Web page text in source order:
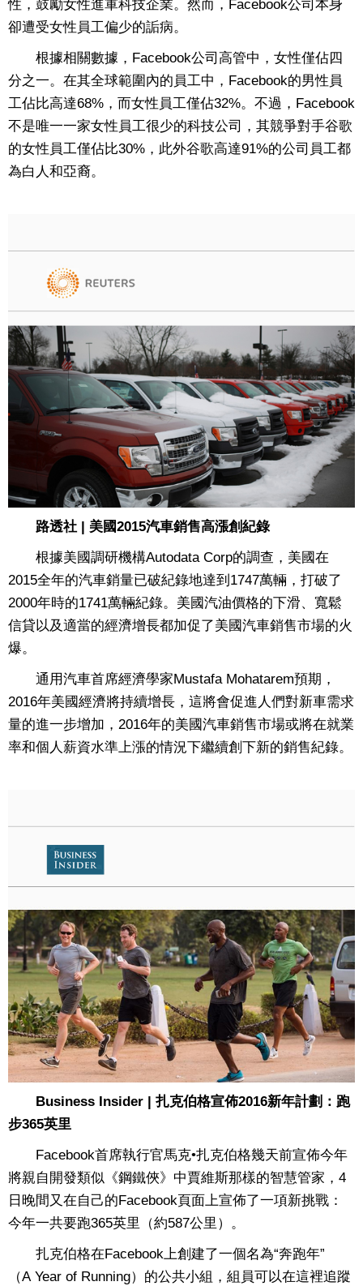
性，鼓勵女性進軍科技企業。然而，Facebook公司本身
卻遭受女性員工偏少的詬病。
根據相關數據，Facebook公司高管中，女性僅佔四
分之一。在其全球範圍內的員工中，Facebook的男性員
工佔比高達68%，而女性員工僅佔32%。不過，Facebook
不是唯一一家女性員工很少的科技公司，其競爭對手谷歌
的女性員工僅佔比30%，此外谷歌高達91%的公司員工都
為白人和亞裔。
路透社 | 美國2015汽車銷售高漲創紀錄
根據美國調研機構Autodata Corp的調查，美國在
2015全年的汽車銷量已破紀錄地達到1747萬輛，打破了
2000年時的1741萬輛紀錄。美國汽油價格的下滑、寬鬆
信貸以及適當的經濟增長都加促了美國汽車銷售市場的火
爆。
通用汽車首席經濟學家Mustafa Mohatarem預期，
2016年美國經濟將持續增長，這將會促進人們對新車需求
量的進一步增加，2016年的美國汽車銷售市場或將在就業
率和個人薪資水準上漲的情況下繼續創下新的銷售紀錄。
Business Insider | 扎克伯格宣佈2016新年計劃：跑
步365英里
Facebook首席執行官馬克•扎克伯格幾天前宣佈今年
將親自開發類似《鋼鐵俠》中賈維斯那樣的智慧管家，4
日晚間又在自己的Facebook頁面上宣佈了一項新挑戰：
今年一共要跑365英里（約587公里）。
扎克伯格在Facebook上創建了一個名為“奔跑年”
（A Year of Running）的公共小組，組員可以在這裡追蹤